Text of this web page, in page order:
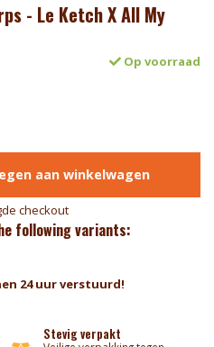
- Le Ketch X All My
Op voorraad
aan winkelwagen
checkout
following variants:
24 uur verstuurd!
Stevig verpakt